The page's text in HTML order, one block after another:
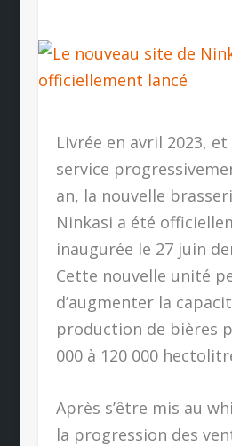
Livrée en avril 2023,
service
an, la nouvelle
Ninkasi a été
inaugurée le 27 juin
Cette nouvelle unité
d’augmenter la
production de bières
000 à 120 000
Après s’être mis au
la progression des